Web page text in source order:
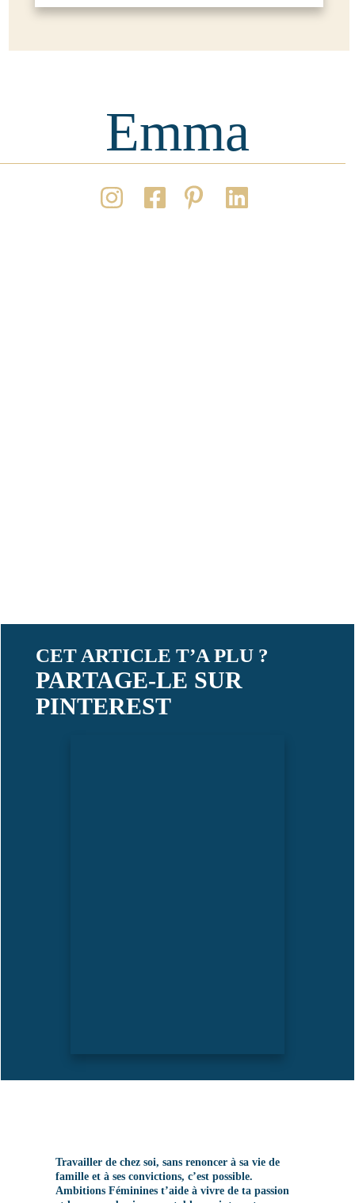
Emma
CET ARTICLE T’A PLU ?
PARTAGE-LE SUR
PINTEREST
Travailler de chez soi, sans renoncer à sa vie de
famille et à ses convictions, c’est possible.
Ambitions Féminines t’aide à vivre de ta passion